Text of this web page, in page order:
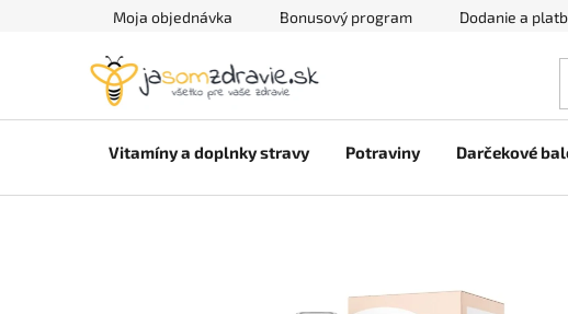
Moja objednávka Bonusový program Dodanie a
Vitamíny a doplnky stravy Potraviny Darčekové